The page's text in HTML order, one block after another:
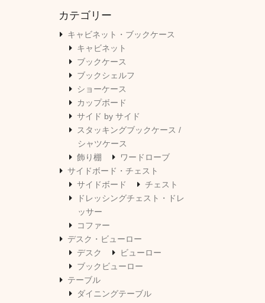
カテゴリー
キャビネット・ブックケース
キャビネット
ブックケース
ブックシェルフ
ショーケース
カップボード
サイド by サイド
スタッキングブックケース /
シャツケース
飾り棚
ワードローブ
サイドボード・チェスト
サイドボード
チェスト
ドレッシングチェスト・ドレ
ッサー
コファー
デスク・ビューロー
デスク
ビューロー
ブックビューロー
テーブル
ダイニングテーブル